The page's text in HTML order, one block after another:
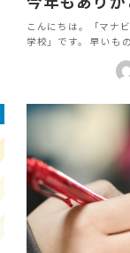
こんにちは。「マナ
学校」です。 早いも